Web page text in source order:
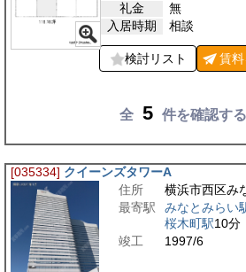
礼金
無
入居時期
相談
検討リスト 賃料
全 5 件を確認する
[035334] クイーンズタワーA
住所
横浜市西区み
最寄駅
みなとみらい
桜木町駅10分
竣工
1997/6